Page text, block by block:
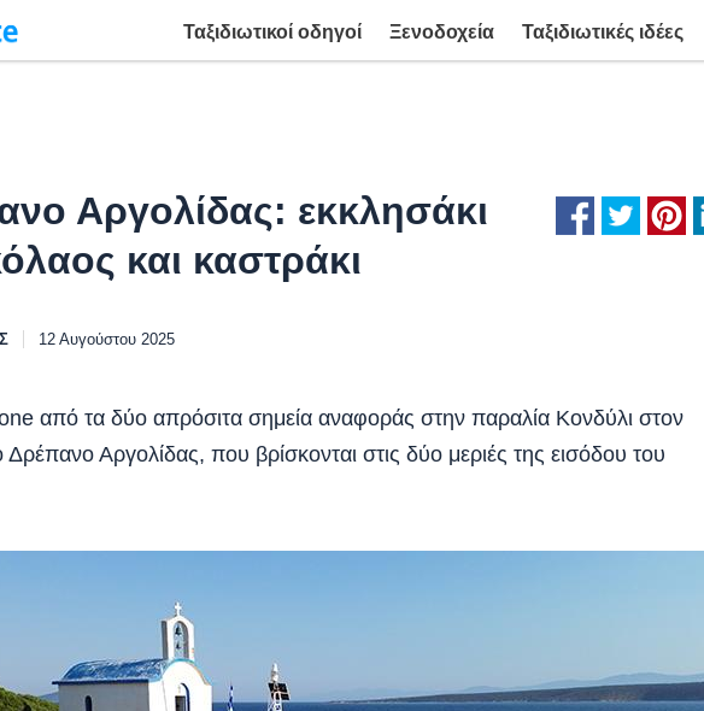
Ταξιδιωτικοί οδηγοί Ξενοδοχεία Ταξιδιωτικές ιδέες
Αργολίδας: εκκλησάκι
και καστράκι
12 Αυγούστου 2025
από τα δύο απρόσιτα σημεία αναφοράς στην παραλία Κονδύλι στον
Δρέπανο Αργολίδας, που βρίσκονται στις δύο μεριές της εισόδου του